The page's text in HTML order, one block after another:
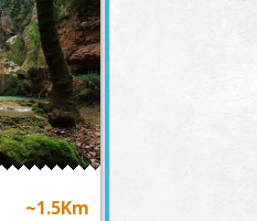
~1.5Km